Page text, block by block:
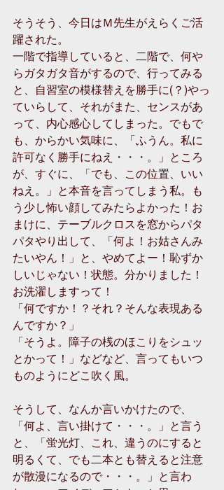
そうそう、今日はＭ先生がえらくご活
躍された。
一階で指導していると、二階で、何や
らガタガタ音がするので、行ってみる
と、自習室の模様替えを勝手に(？)やっ
ていらして、それがまた、センスがあ
って、内心感心してしまった。でもで
も、からかい気味に、「ふうん。私に
許可なく勝手にねえ・・・。」ところ
が、すぐに、「でも、この位置、いい
ねえ。」と本音を言ってしまう私。も
う少し怖い顔してみたらよかった！お
まけに、テーブルクロスを窓からパタ
パタやり出して、「何よ！お姑さんみ
たいやん！」と、やめてよー！恥ずか
しいじゃない！状態。分かりました！
お洗濯しますって！
「何ですか！？それ？そんな表現ある
んですか？」
「そうよ。障子の桟のほこりをシュッ
とかって！」などなど、言ってもいつ
ものようにどこ吹く風。
そうして、なんか言いかけたので、
「何よ、言い掛けて・・・。」と言う
と、「蛍光灯、これ、違うのにすると
明るくて、でも二本とも替えると注意
が散漫になるので・・・。」と言わ